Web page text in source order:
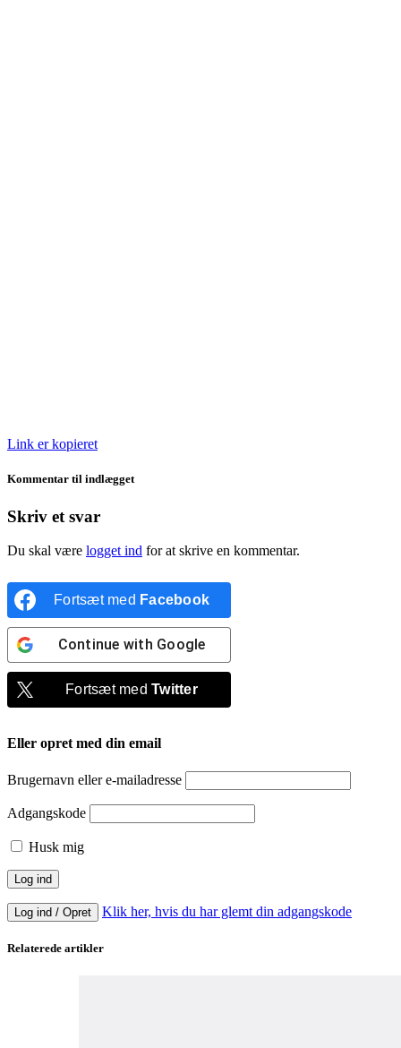
Link er kopieret
Kommentar til indlægget
Skriv et svar
Du skal være logget ind for at skrive en kommentar.
Fortsæt med Facebook
Continue with Google
Fortsæt medTwitter
Eller opret med din email
Brugernavn eller e-mailadresse
Adgangskode
Husk mig
Log ind / Opret Klik her, hvis du har glemt din adgangskode
Relaterede artikler